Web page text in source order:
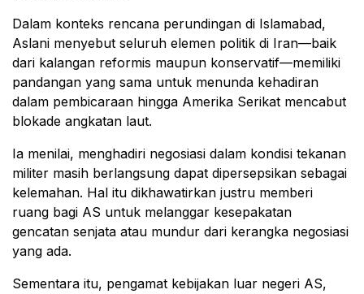
Dalam konteks rencana perundingan di Islamabad,
Aslani menyebut seluruh elemen politik di Iran—baik
dari kalangan reformis maupun konservatif—memiliki
pandangan yang sama untuk menunda kehadiran
dalam pembicaraan hingga Amerika Serikat mencabut
blokade angkatan laut.
Ia menilai, menghadiri negosiasi dalam kondisi tekanan
militer masih berlangsung dapat dipersepsikan sebagai
kelemahan. Hal itu dikhawatirkan justru memberi
ruang bagi AS untuk melanggar kesepakatan
gencatan senjata atau mundur dari kerangka negosiasi
yang ada.
Sementara itu, pengamat kebijakan luar negeri AS,